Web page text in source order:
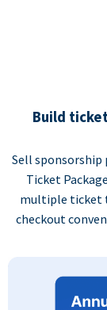
Build
Sell sponsorship
Ticket
multiple ticket
checkout